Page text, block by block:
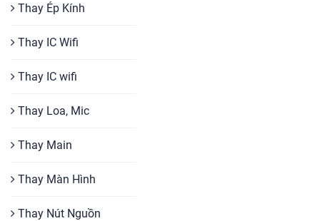
Thay Ép Kính
Thay IC Wifi
Thay IC wifi
Thay Loa, Mic
Thay Main
Thay Màn Hình
Thay Nút Nguồn